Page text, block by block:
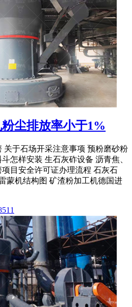
尘排放率小于1%
关于石场开采注意事项 预粉磨砂粉
怎样安装 生石灰砟设备 沥青焦、
目安全许可证办理流程 石灰石
蒙机结构图 矿渣粉加工机德国进